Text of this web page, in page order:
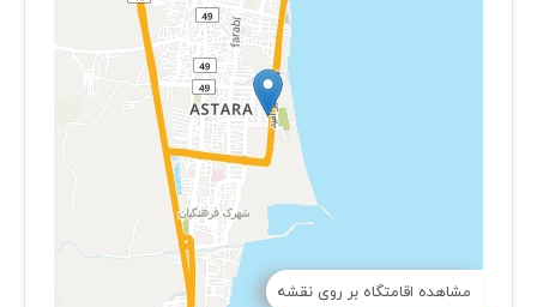
مشاهده اقامتگاه بر روی نقشه